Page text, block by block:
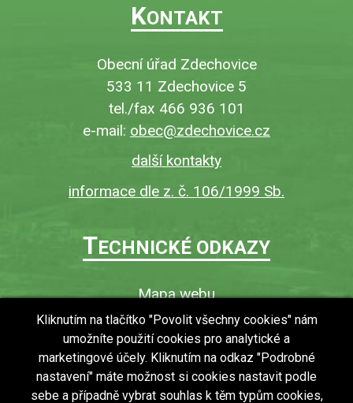
KONTAKT
Obecní úřad Zdechovice
533 11 Zdechovice 5
tel./fax 466 936 101
e-mail: obec@zdechovice.cz
další kontakty
informace dle z. č. 106/1999 Sb.
TECHNICKÉ ODKAZY
Mapa webu
O webu
Povinně zveřejňované informace
Ochrana osobních údajů (GDPR)
Vyhledávání
Kliknutím na tlačítko "Povolit všechny cookies" nám
umožníte použití cookies pro analytické a
marketingové účely. Kliknutím na odkaz "Podrobné
nastavení" máte možnost si cookies nastavit podle
sebe a případně vybrat souhlas k těm typům cookies,